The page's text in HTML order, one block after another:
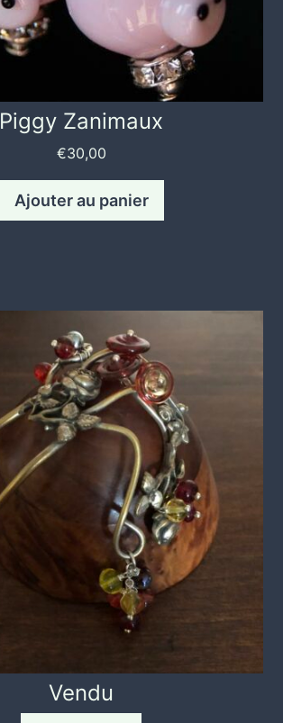
Piggy Zanimaux
€30,00
Ajouter au panier
Vendu